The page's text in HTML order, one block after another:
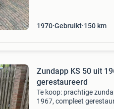
1970 Gebruikt 150 km
Zundapp KS 50 uit
gerestaureerd
Te koop: prachtige
1967, compleet